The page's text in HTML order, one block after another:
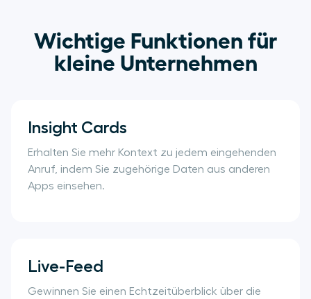
Wichtige Funktionen für
kleine Unternehmen
Insight Cards
Erhalten Sie mehr Kontext zu jedem eingehenden
Anruf, indem Sie zugehörige Daten aus anderen
Apps einsehen.
Live-Feed
Gewinnen Sie einen Echtzeitüberblick über die